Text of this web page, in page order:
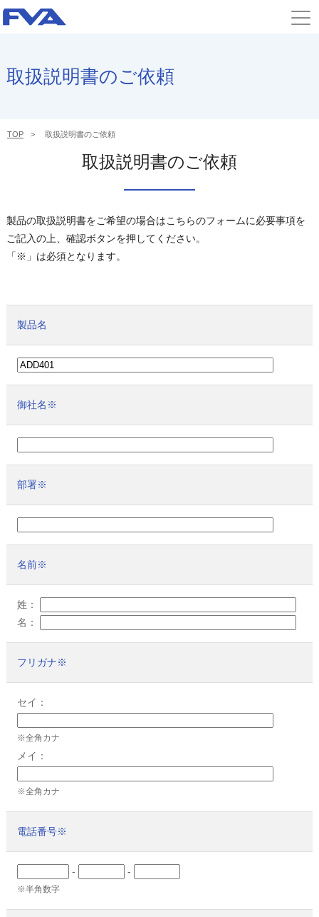
取扱説明書のご依頼
TOP 取扱説明書のご依頼
取扱説明書のご依頼
製品の取扱説明書をご希望の場合はこちらのフォームに必要事項を
ご記入の上、確認ボタンを押してください。
「※」は必須となります。
製品名
御社名 ※
部署※
名前※
姓：
名：
フリガナ※
セイ：
※全角カナ
メイ：
※全角カナ
電話番号※
- -
※半角数字